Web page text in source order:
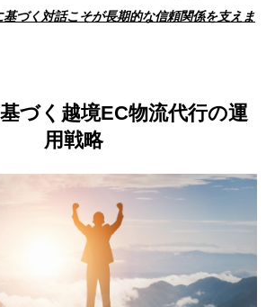
づく対話こそが長期的な信頼関係を支えま
づく越境EC物流代行の運
用戦略